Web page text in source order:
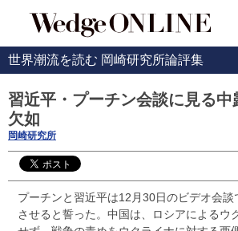
世界潮流を読む 岡崎研究所論評集
習近平・プーチン会談に見る
欠如
岡崎研究所
プーチンと習近平は12月30日のビデオ会
させると誓った。中国は、ロシアによるウ